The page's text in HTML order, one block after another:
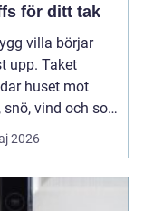
för ditt tak
villa börjar
upp. Taket
huset mot
snö, vind och sol,
brister ka...
2026